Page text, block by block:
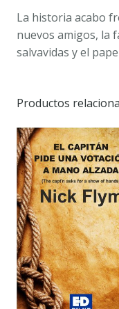
La historia acabo
nuevos amigos, la
salvavidas y el
Productos